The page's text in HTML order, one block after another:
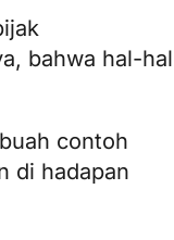
bahwa hal-hal
contoh
di hadapan